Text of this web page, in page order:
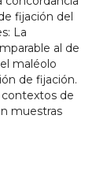
fijación del
La
al de
maléolo
de fijación.
de
muestras